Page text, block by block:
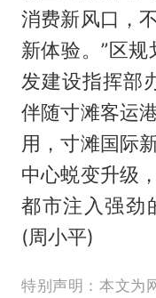
消费新风口，
新体验。”区
发建设指挥部
伴随寸滩客运
用，寸滩国际
中心蜕变升级
都市注入强劲
(周小平)
特别声明：本文为